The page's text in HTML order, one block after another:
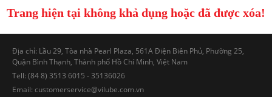
Trang hiện tại không khả dụng hoặc đã được xóa!
Địa chỉ: Lầu 29, Tòa nhà Pearl Plaza, 561A Điện Biên Phủ, Phường 25,
Quận Bình Thạnh, Thành phố Hồ Chí Minh, Việt Nam
Tell: (84 8) 3513 6015 - 35136026
Email: customerservice@vilube.com.vn